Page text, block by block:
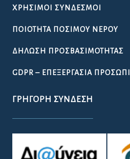
ΧΡΉΣΙΜΟΙ ΣΎΝΔΕΣΜΟΙ
ΠΟΙΌΤΗΤΑ ΠΌΣΙΜΟΥ ΝΕΡΟΎ
ΔΉΛΩΣΗ ΠΡΟΣΒΑΣΙΜΌΤΗΤΑΣ
GDPR – ΕΠΕΞΕΡΓΑΣΙΑ
ΓΡΉΓΟΡΗ ΣΎΝΔΕΣΗ